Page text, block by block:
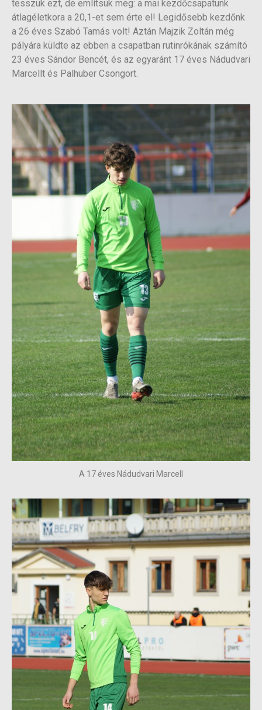
tesszük ezt, de említsük meg: a mai kezdőcsapatunk
átlagéletkora a 20,1-et sem érte el! Legidősebb kezdőnk
a 26 éves Szabó Tamás volt! Aztán Majzik Zoltán még
pályára küldte az ebben a csapatban rutinrókának számító
23 éves Sándor Bencét, és az egyaránt 17 éves Nádudvari
Marcellt és Palhuber Csongort.
A 17 éves Nádudvari Marcell